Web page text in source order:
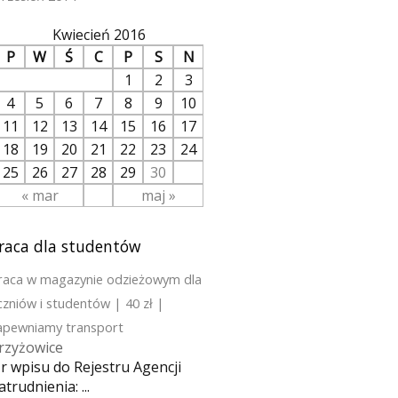
Kwiecień 2016
P
W Ś C P S N
« mar maj »
1 2
3
4
5 6 7 8 9
10
11
12 13 14 15 16
17
18
19 20 21 22 23
24
25
26 27 28 29 30
dla studentów
w magazynie odzieżowym dla
i studentów | 40 zł |
transport
wpisu do Rejestru Agencji
...